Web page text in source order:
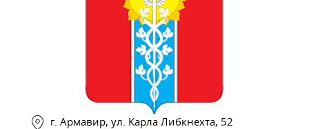
г. Армавир, ул. Карла Либкнехта, 52